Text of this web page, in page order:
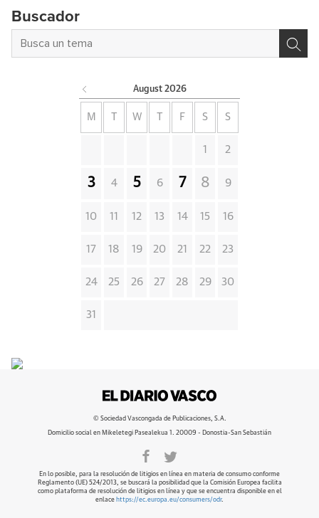
Buscador
August 2026
M W F S S
1 2
3 4 5 6 7 8 9
10 11 12 13 14 15 16
17 18 19 20 21 22 23
24 25 26 27 28 29 30
31
© Sociedad Vascongada de Publicaciones, S.A.
Domicilio social en Mikeletegi Pasealekua 1. 20009 - Donostia-San Sebastián
En lo posible, para la resolución de litigios en línea en materia de consumo conforme
Reglamento (UE) 524/2013, se buscará la posibilidad que la Comisión Europea facilita
como plataforma de resolución de litigios en línea y que se encuentra disponible en el
enlace https://ec.europa.eu/consumers/odr.